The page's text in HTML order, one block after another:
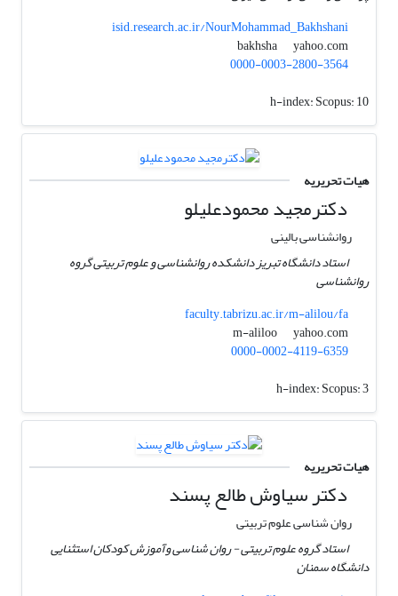
isid.research.ac.ir/NourMohammad_Bakhshani
bakhsha
yahoo.com
0000-0003-2800-3564
h-index:Scopus: 10
هیات تحریریه
دکترمجید محمودعلیلو
روانشناسی بالینی
استاد دانشگاه تبریز دانشکده روانشناسی و علوم تربیتی گروه
روانشناسی
faculty.tabrizu.ac.ir/m-alilou/fa
m-aliloo
yahoo.com
0000-0002-4119-6359
h-index:Scopus: 3
هیات تحریریه
دکتر سیاوش طالع پسند
روان شناسی علوم تربیتی
استاد گروه علوم تربیتی - روان شناسی وآموزش کودکان استثنایی
دانشگاه سمنان